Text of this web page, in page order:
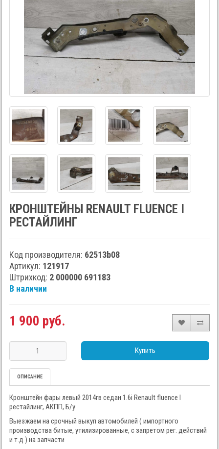
КРОНШТЕЙНЫ RENAULT FLUENCE I
РЕСТАЙЛИНГ
Код производителя: 62513b08
Артикул: 121917
Штрихкод: 2 000000 691183
В наличии
1 900 руб.
Купить
ОПИСАНИЕ
Кронштейн фары левый 2014гв седан 1.6i Renault fluence I
рестайлинг, АКПП, Б/у
Выезжаем на срочный выкуп автомобилей ( импортного
производства битые, утилизированные, с запретом рег. действий
и т.д ) на запчасти